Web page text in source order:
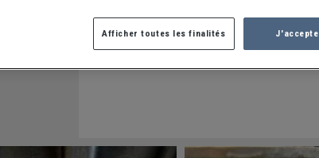
Afficher toutes les finalités J'accepte